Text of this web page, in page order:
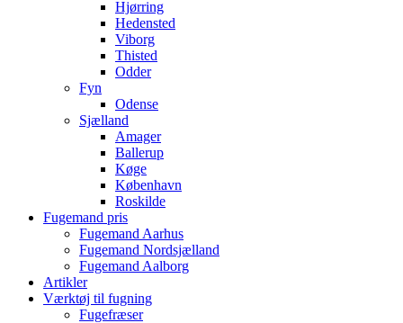
Hjørring
Hedensted
Viborg
Thisted
Odder
Fyn
Odense
Sjælland
Amager
Ballerup
Køge
København
Roskilde
Fugemand pris
Fugemand Aarhus
Fugemand Nordsjælland
Fugemand Aalborg
Artikler
Værktøj til fugning
Fugefræser